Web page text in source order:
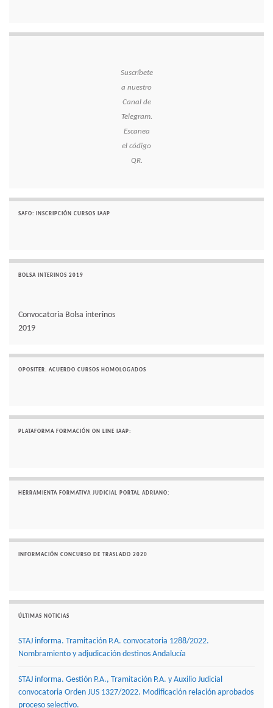
Suscríbete
a nuestro
Canal de
Telegram.
Escanea
el código
QR.
SAFO: INSCRIPCIÓN CURSOS IAAP
BOLSA INTERINOS 2019
Convocatoria Bolsa interinos
2019
OPOSITER. ACUERDO CURSOS HOMOLOGADOS
PLATAFORMA FORMACIÓN ON LINE IAAP:
HERRAMIENTA FORMATIVA JUDICIAL PORTAL ADRIANO:
INFORMACIÓN CONCURSO DE TRASLADO 2020
ÚLTIMAS NOTICIAS
STAJ informa. Tramitación P.A. convocatoria 1288/2022.
Nombramiento y adjudicación destinos Andalucía
STAJ informa. Gestión P.A., Tramitación P.A. y Auxilio Judicial
convocatoria Orden JUS 1327/2022. Modificación relación aprobados
proceso selectivo.